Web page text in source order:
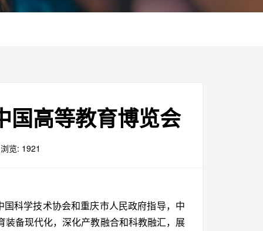
国高等教育博览会
浏览: 1921
科学技术协会和重庆市人民政府指导，中
备现代化，深化产教融合和科教融汇，展